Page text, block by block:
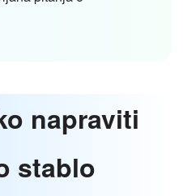
napraviti
stablo